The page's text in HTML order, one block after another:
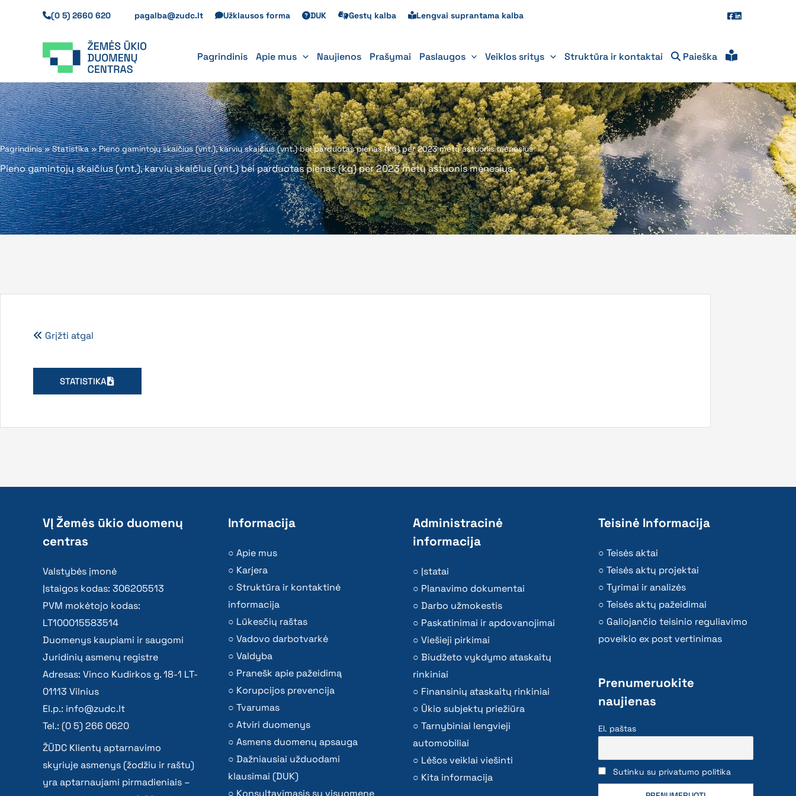
(0 5) 2660 620 pagalba@zudc.lt Užklausos forma DUK Gestų kalba Lengvai suprantama kalba
Pagrindinis Apie mus Naujienos Prašymai Paslaugos Veiklos sritys Struktūra ir kontaktai Paieška
Pagrindinis»Statistika»Pieno gamintojų skaičius (vnt.), karvių skaičius (vnt.) bei parduotas pienas (kg) per 2023 metų aštuonis mėnesius
Pieno gamintojų skaičius (vnt.), karvių skaičius (vnt.) bei parduotas pienas (kg) per 2023 metų aštuonis mėnesius
Grįžti atgal
STATISTIKA
VĮ Žemės ūkio duomenų
centras
Valstybės įmonė
Įstaigos kodas: 306205513
PVM mokėtojo kodas:
LT100015583514
Duomenys kaupiami ir saugomi
Juridinių asmenų registre
Adresas: Vinco Kudirkos g. 18-1 LT-
01113 Vilnius
El.p.: info@zudc.lt
Tel.: (0 5) 266 0620
ŽŪDC Klientų aptarnavimo
skyriuje asmenys (žodžiu ir raštu)
yra aptarnaujami pirmadieniais –
Informacija
Apie mus
Karjera
Struktūra ir kontaktinė
informacija
Lūkesčių raštas
Vadovo darbotvarkė
Valdyba
Pranešk apie pažeidimą
Korupcijos prevencija
Tvarumas
Atviri duomenys
Asmens duomenų apsauga
Dažniausiai užduodami
klausimai (DUK)
Administracinė
informacija
Įstatai
Planavimo dokumentai
Darbo užmokestis
Paskatinimai ir apdovanojimai
Viešieji pirkimai
Biudžeto vykdymo ataskaitų
rinkiniai
Finansinių ataskaitų rinkiniai
Ūkio subjektų priežiūra
Tarnybiniai lengvieji
automobiliai
Lėšos veiklai viešinti
Kita informacija
Teisinė Informacija
Teisės aktai
Teisės aktų projektai
Tyrimai ir analizės
Teisės aktų pažeidimai
Galiojančio teisinio reguliavimo
poveikio ex post vertinimas
Prenumeruokite
naujienas
El. paštas
Sutinku su privatumo politika